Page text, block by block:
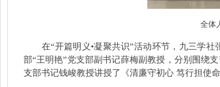
全体
在“开篇明义•凝聚共识”活动环节，九三学社
部“王明艳”党支部副书记薛梅副教授，分别围绕
支部书记钱峻教授讲授了《清廉守初心 笃行担使